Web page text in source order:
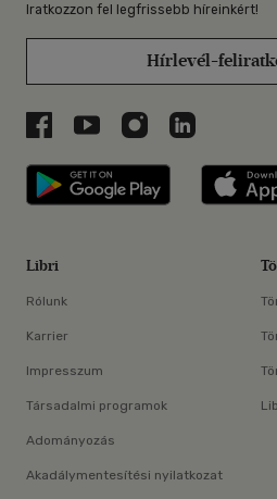
Iratkozzon fel legfrissebb híreinkért!
Hírlevél-
Libri a Facebookon
Libri a Youtube-on
Libri azLibri a
Libri
Libri
Rólunk
Karrier
Impresszum
Társadalmi programok
Adományozás
Akadálymentesítési nyilatkozat